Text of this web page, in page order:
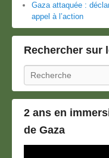
Gaza attaquée :
appel à l’action
Rechercher sur
Recherche
2 ans en
de Gaza